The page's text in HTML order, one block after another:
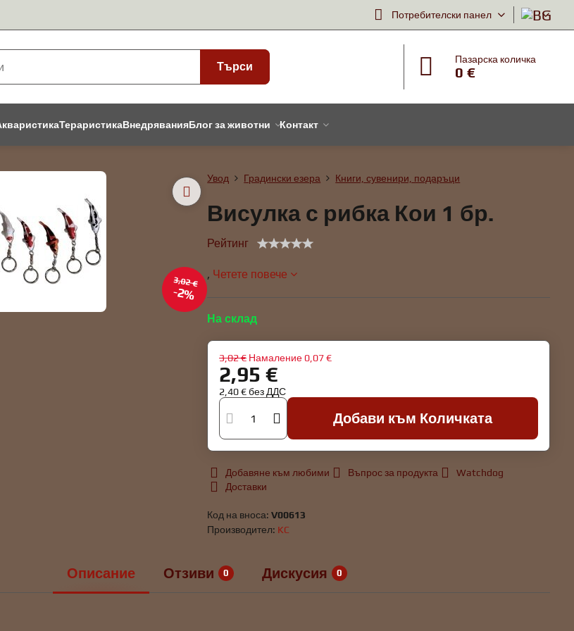
Потребителски панел
Търси
Пазарска количка
0 €
ТераристикаВнедряванияБлог за животни Контакт
3,02 €
2%
Увод Градински езера Книги, сувенири, подаръци
Висулка с рибка Кои 1 бр.
Рейтинг
, Четете повече
На склад
3,02 € Намаление 0,07 €
2,95 €
2,40 €без ДДС
Добави към Количката
Добавяне към любими Въпрос за продукта
Watchdog
Доставки
Код на вноса:V00613
Производител: KC
Описание Отзиви 0 Дискусия 0